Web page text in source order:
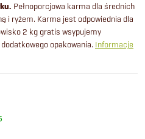
Pełnoporcjowa karma dla średnich
i ryżem. Karma jest odpowiednia dla
2 kg gratis wsypujemy
opakowania. Informacje